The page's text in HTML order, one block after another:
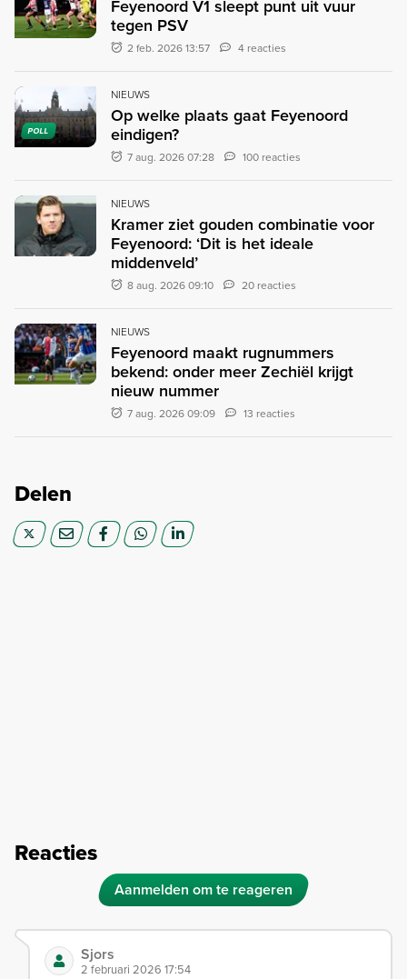
Feyenoord V1 sleept punt uit vuur
tegen PSV
2 feb. 2026 13:57 4 reacties
POLL
NIEUWS
Op welke plaats gaat Feyenoord
eindigen?
7 aug. 2026 07:28 100 reacties
NIEUWS
Kramer ziet gouden combinatie voor
Feyenoord: ‘Dit is het ideale
middenveld’
8 aug. 2026 09:10 20 reacties
NIEUWS
Feyenoord maakt rugnummers
bekend: onder meer Zechiël krijgt
nieuw nummer
7 aug. 2026 09:09 13 reacties
Delen
Reacties
Aanmelden om te reageren
Sjors
2 februari 2026 17:54